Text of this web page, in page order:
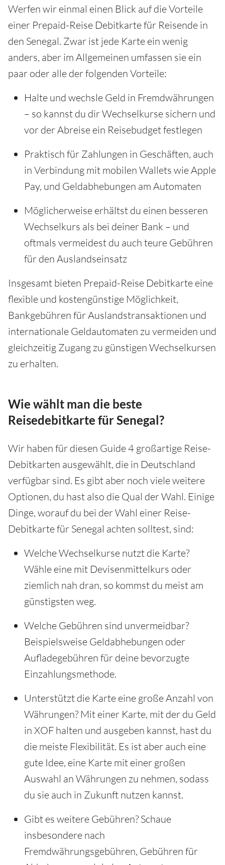
Werfen wir einmal einen Blick auf die Vorteile
einer Prepaid-Reise Debitkarte für Reisende in
den Senegal. Zwar ist jede Karte ein wenig
anders, aber im Allgemeinen umfassen sie ein
paar oder alle der folgenden Vorteile:
Halte und wechsle Geld in Fremdwährungen
– so kannst du dir Wechselkurse sichern und
vor der Abreise ein Reisebudget festlegen
Praktisch für Zahlungen in Geschäften, auch
in Verbindung mit mobilen Wallets wie Apple
Pay, und Geldabhebungen am Automaten
Möglicherweise erhältst du einen besseren
Wechselkurs als bei deiner Bank – und
oftmals vermeidest du auch teure Gebühren
für den Auslandseinsatz
Insgesamt bieten Prepaid-Reise Debitkarte eine
flexible und kostengünstige Möglichkeit,
Bankgebühren für Auslandstransaktionen und
internationale Geldautomaten zu vermeiden und
gleichzeitig Zugang zu günstigen Wechselkursen
zu erhalten.
Wie wählt man die beste
Reisedebitkarte für Senegal?
Wir haben für diesen Guide 4 großartige Reise-
Debitkarten ausgewählt, die in Deutschland
verfügbar sind. Es gibt aber noch viele weitere
Optionen, du hast also die Qual der Wahl. Einige
Dinge, worauf du bei der Wahl einer Reise-
Debitkarte für Senegal achten solltest, sind:
Welche Wechselkurse nutzt die Karte?
Wähle eine mit Devisenmittelkurs oder
ziemlich nah dran, so kommst du meist am
günstigsten weg.
Welche Gebühren sind unvermeidbar?
Beispielsweise Geldabhebungen oder
Aufladegebühren für deine bevorzugte
Einzahlungsmethode.
Unterstützt die Karte eine große Anzahl von
Währungen? Mit einer Karte, mit der du Geld
in XOF halten und ausgeben kannst, hast du
die meiste Flexibilität. Es ist aber auch eine
gute Idee, eine Karte mit einer großen
Auswahl an Währungen zu nehmen, sodass
du sie auch in Zukunft nutzen kannst.
Gibt es weitere Gebühren? Schaue
insbesondere nach
Fremdwährungsgebühren, Gebühren für